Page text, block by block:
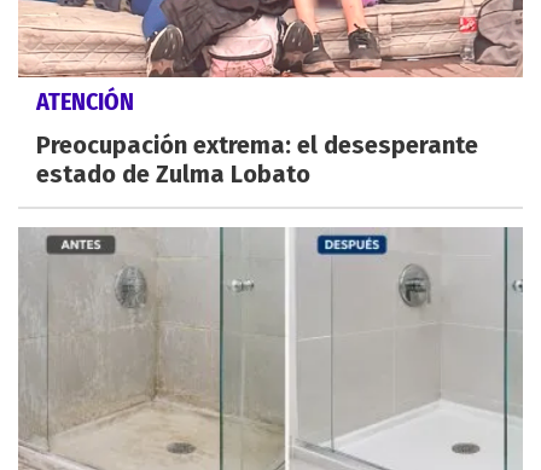
ATENCIÓN
Preocupación extrema: el desesperante
estado de Zulma Lobato